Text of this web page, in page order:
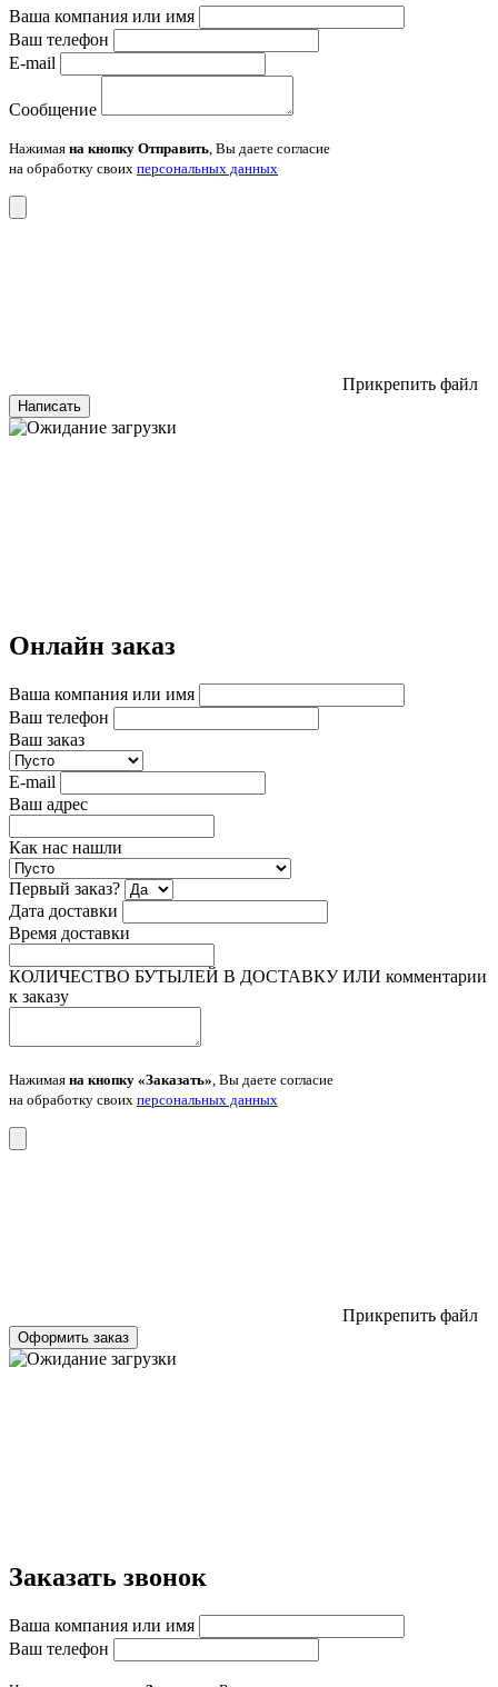
Ваша компания или имя
Ваш телефон
E-mail
Сообщение
Нажимая на кнопку Отправить, Вы даете согласие
на обработку своих персональных данных
Прикрепить файл
Написать
Онлайн заказ
Ваша компания или имя
Ваш телефон
Ваш заказ
E-mail
Ваш адрес
Как нас нашли
Первый заказ?
Дата доставки
Время доставки
КОЛИЧЕСТВО БУТЫЛЕЙ В ДОСТАВКУ ИЛИ комментарии
к заказу
Нажимая на кнопку «Заказать», Вы даете согласие
на обработку своих персональных данных
Прикрепить файл
Оформить заказ
Заказать звонок
Ваша компания или имя
Ваш телефон